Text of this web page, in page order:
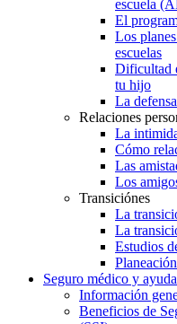
escuela
El
Los
escuelas
Dificultad
tu hijo
La
Relaciones
La
Cómo
Las
Los
Transiciónes
La
La
Estudios
Seguro médico y
Información
Beneficios de